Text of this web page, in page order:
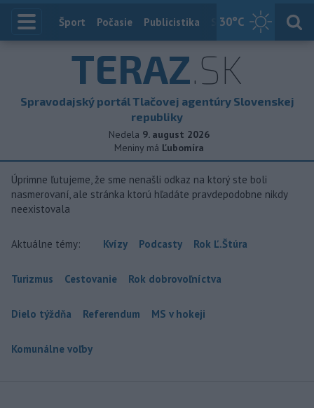
30°C
Index
Šport Počasie Publicistika Slovensko
TERAZ.SK
Spravodajský portál Tlačovej agentúry Slovenskej
republiky
Nedela 9. august 2026
Meniny má Ľubomíra
Úprimne ľutujeme, že sme nenašli odkaz na ktorý ste boli
nasmerovaní, ale stránka ktorú hľadáte pravdepodobne nikdy
neexistovala
Aktuálne témy: Kvízy Podcasty Rok Ľ.Štúra
Turizmus Cestovanie Rok dobrovoľníctva
Dielo týždňa Referendum MS v hokeji
Komunálne voľby